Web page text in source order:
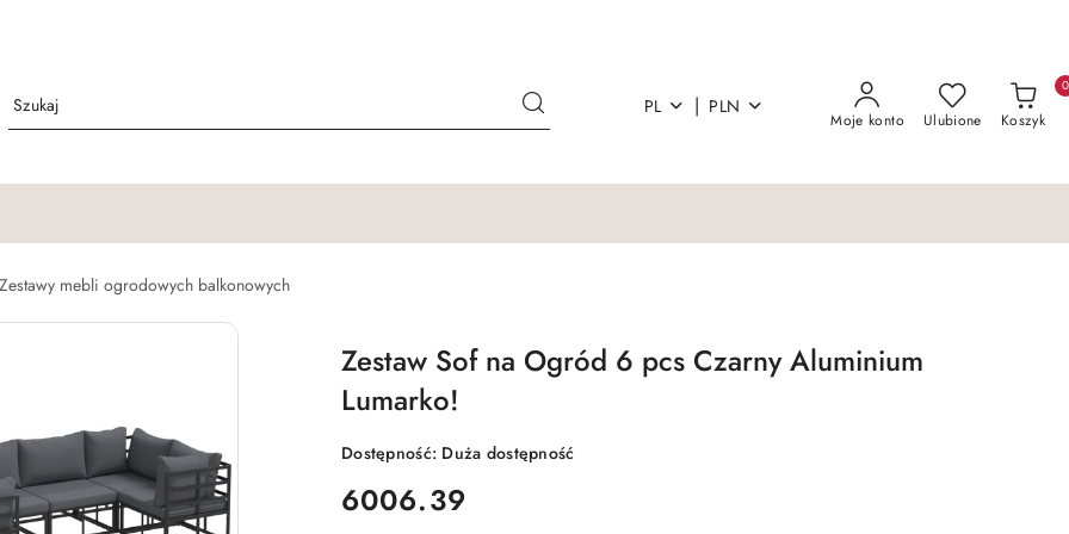
PL | PLN
Moje konto Ulubione Koszyk
0
Zestawy mebli ogrodowych balkonowych
Zestaw Sof na Ogród 6 pcs Czarny Aluminium
Lumarko!
Dostępność: Duża dostępność
cena:
6006.39